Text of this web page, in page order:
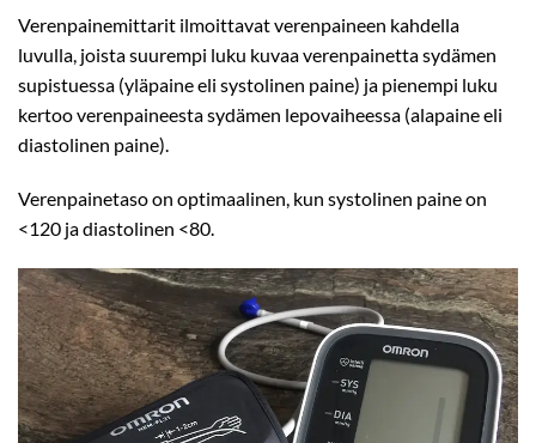
Verenpainemittarit ilmoittavat verenpaineen kahdella
luvulla, joista suurempi luku kuvaa verenpainetta sydämen
supistuessa (yläpaine eli systolinen paine) ja pienempi luku
kertoo verenpaineesta sydämen lepovaiheessa (alapaine eli
diastolinen paine).
Verenpainetaso on optimaalinen, kun systolinen paine on
<120 ja diastolinen <80.